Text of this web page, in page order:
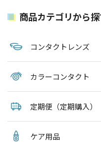
商品カテゴリから
コンタクトレンズ
カラーコンタクト
定期便（定期購入）
ケア用品